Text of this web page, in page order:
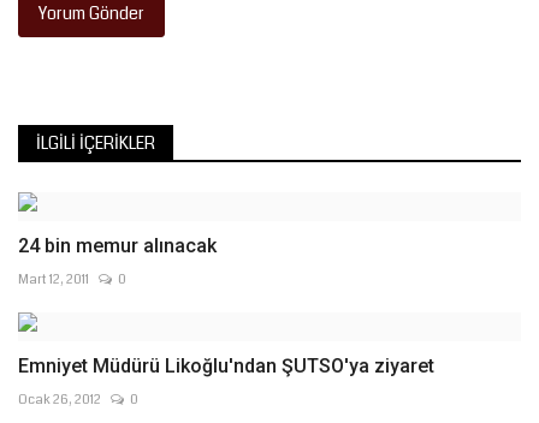
Yorum Gönder
İLGILI İÇERIKLER
24 bin memur alınacak
Mart 12, 2011 0
Emniyet Müdürü Likoğlu'ndan ŞUTSO'ya ziyaret
Ocak 26, 2012 0